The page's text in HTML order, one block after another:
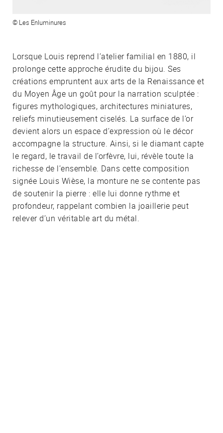
© Les Enluminures
Lorsque Louis reprend l’atelier familial en 1880, il
prolonge cette approche érudite du bijou. Ses
créations empruntent aux arts de la Renaissance et
du Moyen Âge un goût pour la narration sculptée :
figures mythologiques, architectures miniatures,
reliefs minutieusement ciselés. La surface de l’or
devient alors un espace d’expression où le décor
accompagne la structure. Ainsi, si le diamant capte
le regard, le travail de l’orfèvre, lui, révèle toute la
richesse de l’ensemble. Dans cette composition
signée Louis Wièse, la monture ne se contente pas
de soutenir la pierre : elle lui donne rythme et
profondeur, rappelant combien la joaillerie peut
relever d’un véritable art du métal.